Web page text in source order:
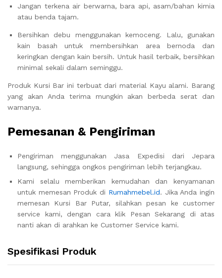
Jangan terkena air berwarna, bara api, asam/bahan kimia
atau benda tajam.
Bersihkan debu menggunakan kemoceng. Lalu, gunakan
kain basah untuk membersihkan area bernoda dan
keringkan dengan kain bersih. Untuk hasil terbaik, bersihkan
minimal sekali dalam seminggu.
Produk Kursi Bar ini terbuat dari material Kayu alami. Barang
yang akan Anda terima mungkin akan berbeda serat dan
warnanya.
Pemesanan & Pengiriman
Pengiriman menggunakan Jasa Expedisi dari Jepara
langsung, sehingga ongkos pengiriman lebih terjangkau.
Kami selalu memberikan kemudahan dan kenyamanan
untuk memesan Produk di Rumahmebel.id. Jika Anda ingin
memesan Kursi Bar Putar, silahkan pesan ke customer
service kami, dengan cara klik Pesan Sekarang di atas
nanti akan di arahkan ke Customer Service kami.
Spesifikasi Produk